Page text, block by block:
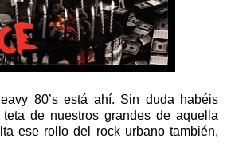
80’s está ahí. Sin duda habéis
de nuestros grandes de aquella
ese rollo del rock urbano también,